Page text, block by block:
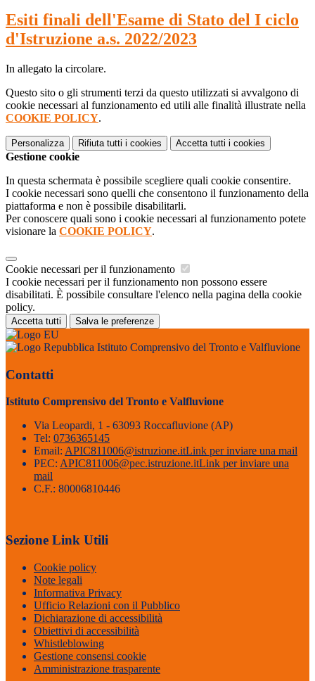
Esiti finali dell'Esame di Stato del I ciclo
d'Istruzione a.s. 2022/2023
In allegato la circolare.
Questo sito o gli strumenti terzi da questo utilizzati si avvalgono di
cookie necessari al funzionamento ed utili alle finalità illustrate nella
COOKIE POLICY.
Personalizza Rifiuta tutti i cookies Accetta tutti i cookies
Gestione cookie
In questa schermata è possibile scegliere quali cookie consentire.
I cookie necessari sono quelli che consentono il funzionamento della
piattaforma e non è possibile disabilitarli.
Per conoscere quali sono i cookie necessari al funzionamento potete
visionare la COOKIE POLICY.
Cookie necessari per il funzionamento
I cookie necessari per il funzionamento non possono essere
disabilitati. È possibile consultare l'elenco nella pagina della cookie
policy.
Accetta tutti Salva le preferenze
Istituto Comprensivo del Tronto e Valfluvione
Contatti
Istituto Comprensivo del Tronto e Valfluvione
Via Leopardi, 1 - 63093 Roccafluvione (AP)
Tel: 0736365145
Email: APIC811006@istruzione.itLink per inviare una mail
PEC: APIC811006@pec.istruzione.itLink per inviare una
mail
C.F.: 80006810446
Sezione Link Utili
Cookie policy
Note legali
Informativa Privacy
Ufficio Relazioni con il Pubblico
Dichiarazione di accessibilità
Obiettivi di accessibilità
Whistleblowing
Gestione consensi cookie
Amministrazione trasparente